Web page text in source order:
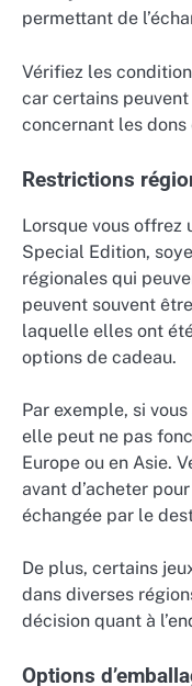
permettant de
Vérifiez les
car certains
concernant les
Restrictions
Lorsque vous offrez
Special Edition,
régionales qui
peuvent souvent
laquelle elles ont
options de cadeau.
Par exemple, si
elle peut ne pas
Europe ou en Asie.
avant d’acheter
échangée par le
De plus, certains
dans diverses
décision quant à
Options